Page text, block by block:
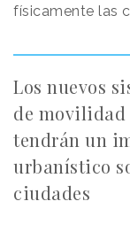
físicamente las
Los nuevos
de
tendrán un
urbanístico
ciudades